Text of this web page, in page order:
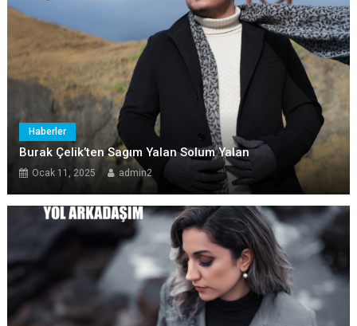
Haberler
Burak Çelik’ten Sagım Yalan Solum Yalan
Ocak 11, 2025 admin2